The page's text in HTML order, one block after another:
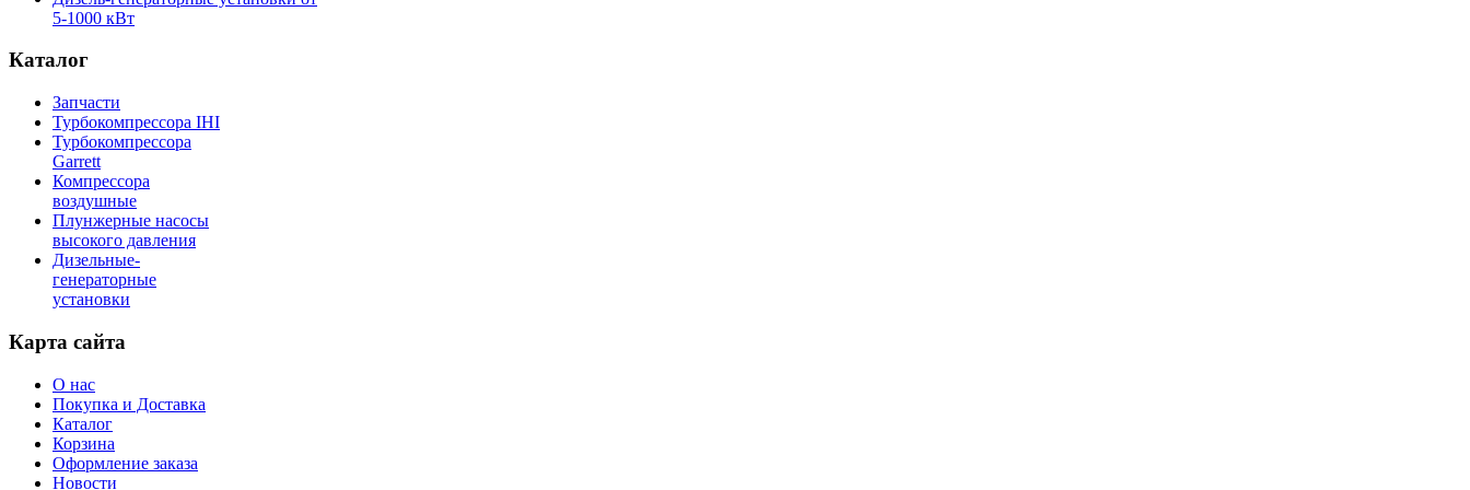
5-1000 кВт
Каталог
Запчасти
Турбокомпрессора IHI
Турбокомпрессора
Garrett
Компрессора
воздушные
Плунжерные насосы
высокого давления
Дизельные-
генераторные
установки
Карта сайта
О нас
Покупка и Доставка
Каталог
Корзина
Оформление заказа
Новости